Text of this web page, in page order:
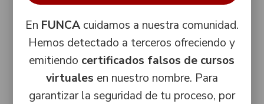
800250596-
1
Licencia de
Funcionamiento
Sede Bogotá:
Comercial:
+57
3002226734
Académico:
+57
Políticas de
tratamiento
Aviso de
privacidad
Flujograma
ingresar tu
email
estarás
sujeto a
nuestra
tratamiento
de datos.
En FUNCAcuidamos a nuestra comunidad.
Hemos detectado a terceros ofreciendo y
emitiendo certificados falsos de cursos
virtuales en nuestro nombre. Para
garantizar la seguridad de tu proceso, por